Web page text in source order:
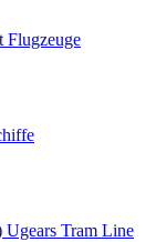
Flugzeuge
Ugears Tram Line